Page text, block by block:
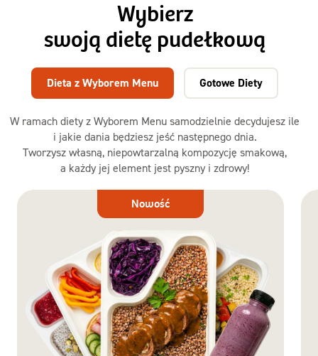
Wybierz
swoją dietę pudełkową
W ramach diety z Wyborem Menu samodzielnie decydujesz ile
i jakie dania będziesz jeść następnego dnia.
Tworzysz własną, niepowtarzalną kompozycję smakową,
a każdy jej element jest pyszny i zdrowy!
Dieta z Wyborem Menu Gotowe Diety
Dieta
Nowość